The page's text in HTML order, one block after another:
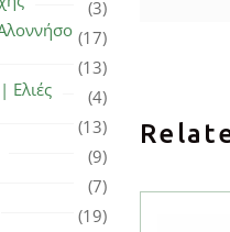
(3)
(17)
(13)
Ελιές
(4)
(13)
(9)
(7)
(19)